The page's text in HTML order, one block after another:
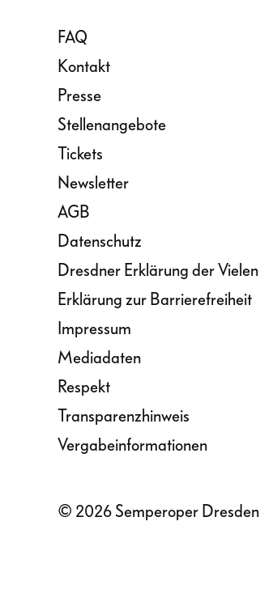
FAQ
Kontakt
Presse
Stellenangebote
Tickets
Newsletter
AGB
Datenschutz
Dresdner Erklärung der Vielen
Erklärung zur Barrierefreiheit
Impressum
Mediadaten
Respekt
Transparenzhinweis
Vergabeinformationen
© 2026 Semperoper Dresden